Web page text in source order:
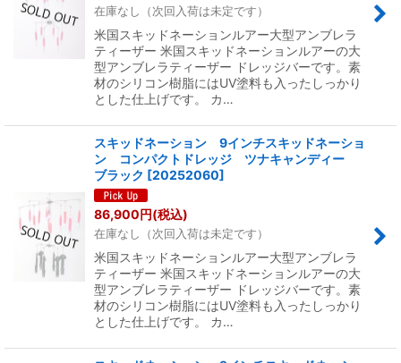
在庫なし（次回入荷は未定です）
米国スキッドネーションルアー大型アンブレラ
ティーザー 米国スキッドネーションルアーの大
型アンブレラティーザー ドレッジバーです。素
材のシリコン樹脂にはUV塗料も入ったしっかり
とした仕上げです。 カ…
スキッドネーション 9インチスキッドネーショ
ン コンパクトドレッジ ツナキャンディー
ブラック [20252060]
86,900円(税込)
在庫なし（次回入荷は未定です）
米国スキッドネーションルアー大型アンブレラ
ティーザー 米国スキッドネーションルアーの大
型アンブレラティーザー ドレッジバーです。素
材のシリコン樹脂にはUV塗料も入ったしっかり
とした仕上げです。 カ…